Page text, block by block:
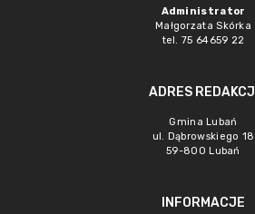
Administrator
Małgorzata Skórka
tel. 75 64659 22
ADRES REDAKCJI
Gmina Lubań
ul. Dąbrowskiego 18
59-800 Lubań
INFORMACJE